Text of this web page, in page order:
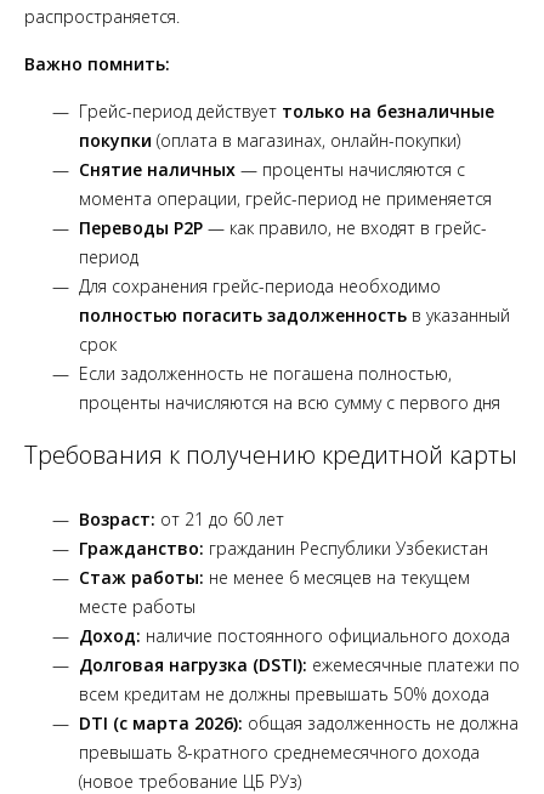
распространяется.
Важно помнить:
Грейс-период действует только на безналичные
покупки (оплата в магазинах, онлайн-покупки)
Снятие наличных — проценты начисляются с
момента операции, грейс-период не применяется
Переводы P2P — как правило, не входят в грейс-
период
Для сохранения грейс-периода необходимо
полностью погасить задолженность в указанный
срок
Если задолженность не погашена полностью,
проценты начисляются на всю сумму с первого дня
Требования к получению кредитной карты
Возраст: от 21 до 60 лет
Гражданство: гражданин Республики Узбекистан
Стаж работы: не менее 6 месяцев на текущем
месте работы
Доход: наличие постоянного официального дохода
Долговая нагрузка (DSTI): ежемесячные платежи по
всем кредитам не должны превышать 50% дохода
DTI (с марта 2026): общая задолженность не должна
превышать 8-кратного среднемесячного дохода
(новое требование ЦБ РУз)